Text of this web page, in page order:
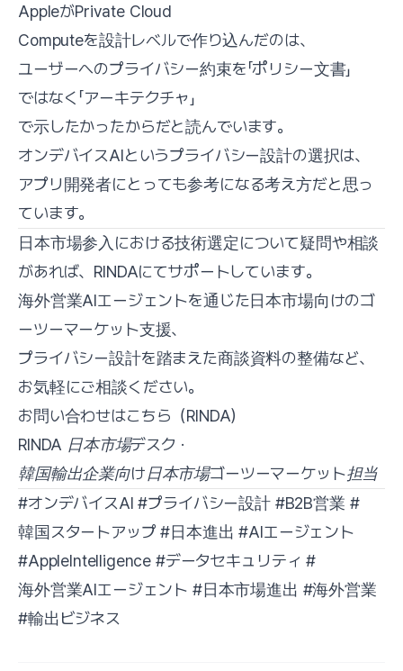
AppleがPrivate Cloud
Computeを設計レベルで作り込んだのは、
ユーザーへのプライバシー約束を「ポリシー文書」
ではなく「アーキテクチャ」
で示したかったからだと読んでいます。
オンデバイスAIというプライバシー設計の選択は、
アプリ開発者にとっても参考になる考え方だと思っ
ています。
日本市場参入における技術選定について疑問や相談
があれば、RINDAにてサポートしています。
海外営業AIエージェントを通じた日本市場向けのゴ
ーツーマーケット支援、
プライバシー設計を踏まえた商談資料の整備など、
お気軽にご相談ください。
お問い合わせはこちら（RINDA）
RINDA 日本市場デスク ·
韓国輸出企業向け日本市場ゴーツーマーケット担当
#オンデバイスAI #プライバシー設計 #B2B営業 #
韓国スタートアップ #日本進出 #AIエージェント
#AppleIntelligence #データセキュリティ #
海外営業AIエージェント #日本市場進出 #海外営業
#輸出ビジネス